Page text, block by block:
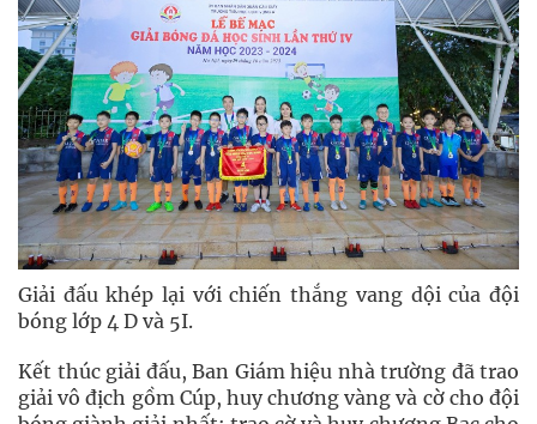
Giải đấu khép lại với chiến thắng vang dội của đội
bóng lớp 4 D và 5I.
Kết thúc giải đấu, Ban Giám hiệu nhà trường đã trao
giải vô địch gồm Cúp, huy chương vàng và cờ cho đội